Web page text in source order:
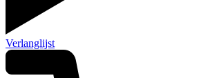
Verlanglijst